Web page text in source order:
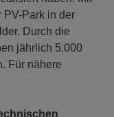
PV-Park in der
Durch die
jährlich 5.000
Für nähere